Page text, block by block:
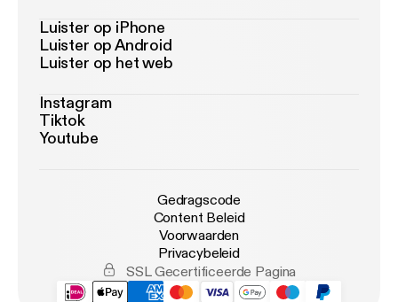
Luister op iPhone
Luister op Android
Luister op het web
Instagram
Tiktok
Youtube
Gedragscode
Content Beleid
Voorwaarden
Privacybeleid
SSL Gecertificeerde Pagina